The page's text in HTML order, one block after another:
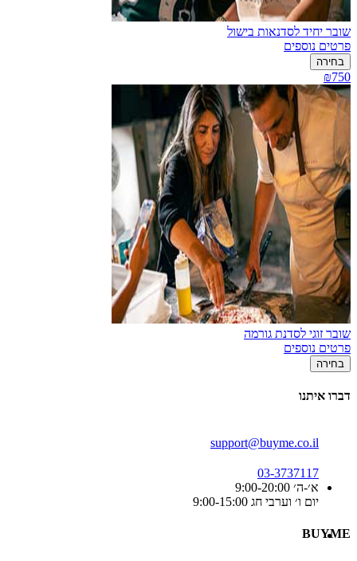
שובר יחיד לסדנאות בישול
פרטים נוספים
בחירה
₪750
שובר זוגי לסדנת גורמה
פרטים נוספים
בחירה
דברו איתנו
support@buyme.co.il
03-3737117
א׳-ה׳ 9:00-20:00
יום ו׳ וערבי חג 9:00-15:00
BUYME